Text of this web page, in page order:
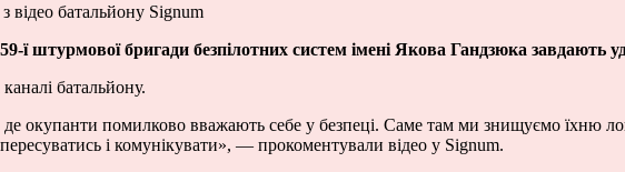
відео батальйону Signum
ї штурмової бригади безпілотних систем імені Якова Гандзюка завдають
батальйону.
окупанти помилково вважають себе у безпеці. Саме там ми знищуємо їхню
і комунікувати», — прокоментували відео у Signum.